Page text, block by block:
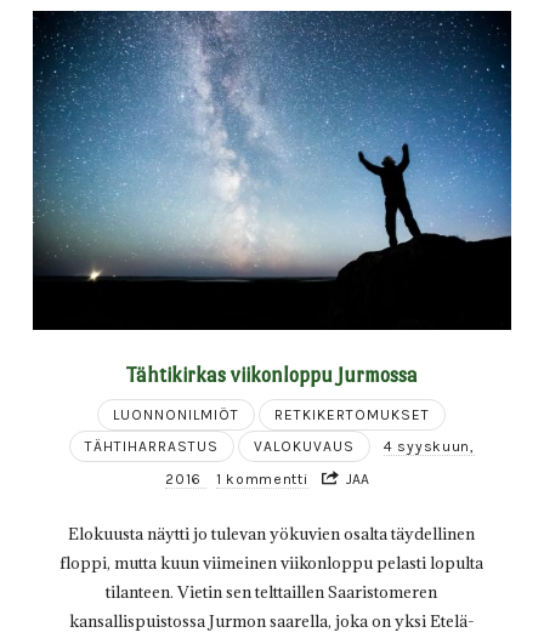
Tähtikirkas viikonloppu Jurmossa
LUONNONILMIÖT
RETKIKERTOMUKSET
TÄHTIHARRASTUS
VALOKUVAUS
4 syyskuun,
2016
1 kommentti JAA
Elokuusta näytti jo tulevan yökuvien osalta täydellinen
floppi, mutta kuun viimeinen viikonloppu pelasti lopulta
tilanteen. Vietin sen telttaillen Saaristomeren
kansallispuistossa Jurmon saarella, joka on yksi Etelä-